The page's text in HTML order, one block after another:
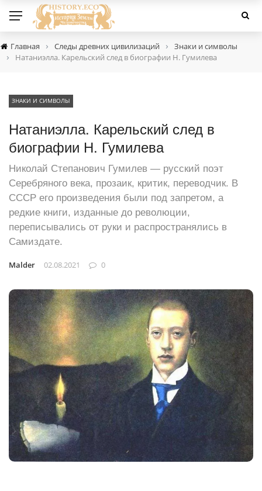
Главная › Следы древних цивилизаций › Знаки и символы
› Натаниэлла. Карельский след в биографии Н. Гумилева
ЗНАКИ И СИМВОЛЫ
Натаниэлла. Карельский след в
биографии Н. Гумилева
Николай Степанович Гумилев — русский поэт
Серебряного века, прозаик, критик, переводчик. В
СССР его произведения были под запретом, а
редкие книги, изданные до революции,
переписывались от руки и распространялись в
Самиздате.
Malder 02.08.2021 0